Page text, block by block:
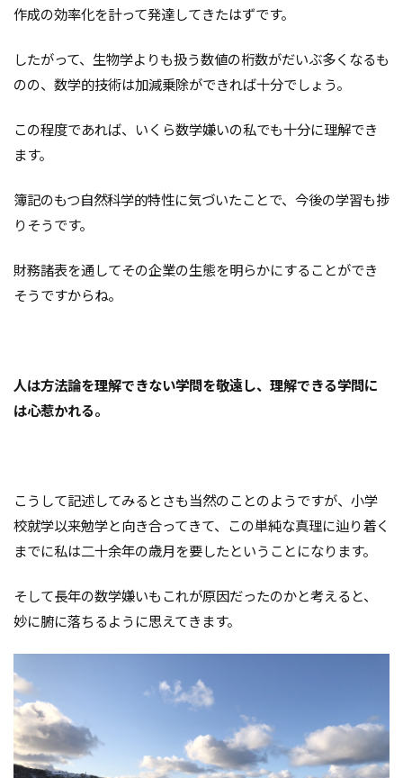
作成の効率化を計って発達してきたはずです。
したがって、生物学よりも扱う数値の桁数がだいぶ多くなるも
のの、数学的技術は加減乗除ができれば十分でしょう。
この程度であれば、いくら数学嫌いの私でも十分に理解でき
ます。
簿記のもつ自然科学的特性に気づいたことで、今後の学習も捗
りそうです。
財務諸表を通してその企業の生態を明らかにすることができ
そうですからね。
人は方法論を理解できない学問を敬遠し、理解できる学問に
は心惹かれる。
こうして記述してみるとさも当然のことのようですが、小学
校就学以来勉学と向き合ってきて、この単純な真理に辿り着く
までに私は二十余年の歳月を要したということになります。
そして長年の数学嫌いもこれが原因だったのかと考えると、
妙に腑に落ちるように思えてきます。